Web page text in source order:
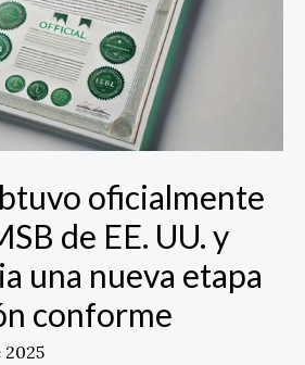
oficialmente
de EE. UU. y
una nueva etapa
conforme
2025